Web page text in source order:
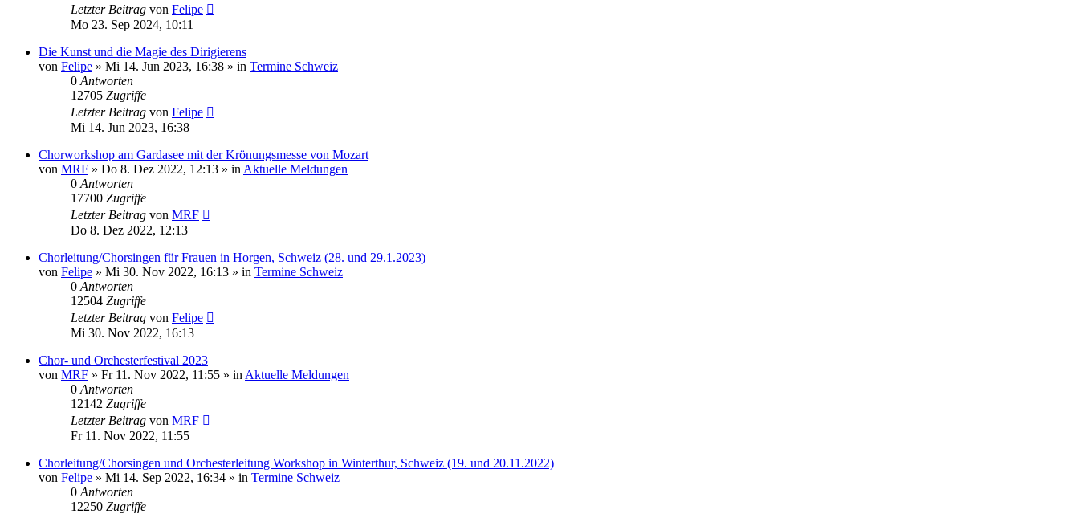
Letzter Beitrag von Felipe
Mo 23. Sep 2024, 10:11
Die Kunst und die Magie des Dirigierens
von Felipe » Mi 14. Jun 2023, 16:38 » in Termine Schweiz
0 Antworten
12705 Zugriffe
Letzter Beitrag von Felipe
Mi 14. Jun 2023, 16:38
Chorworkshop am Gardasee mit der Krönungsmesse von Mozart
von MRF » Do 8. Dez 2022, 12:13 » in Aktuelle Meldungen
0 Antworten
17700 Zugriffe
Letzter Beitrag von MRF
Do 8. Dez 2022, 12:13
Chorleitung/Chorsingen für Frauen in Horgen, Schweiz (28. und 29.1.2023)
von Felipe » Mi 30. Nov 2022, 16:13 » in Termine Schweiz
0 Antworten
12504 Zugriffe
Letzter Beitrag von Felipe
Mi 30. Nov 2022, 16:13
Chor- und Orchesterfestival 2023
von MRF » Fr 11. Nov 2022, 11:55 » in Aktuelle Meldungen
0 Antworten
12142 Zugriffe
Letzter Beitrag von MRF
Fr 11. Nov 2022, 11:55
Chorleitung/Chorsingen und Orchesterleitung Workshop in Winterthur, Schweiz (19. und 20.11.2022)
von Felipe » Mi 14. Sep 2022, 16:34 » in Termine Schweiz
0 Antworten
12250 Zugriffe